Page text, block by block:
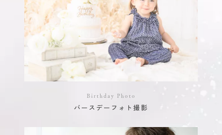
Birthday Photo
バースデーフォト撮影